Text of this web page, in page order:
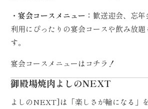
・宴会コースメニュー：歓送迎会、忘
利用にぴったりの宴会コースや飲み放題
す。
宴会コースメニューはコチラ！
御殿場焼肉よしのNEXT
よしのNEXT]は「楽しさが輪になる」